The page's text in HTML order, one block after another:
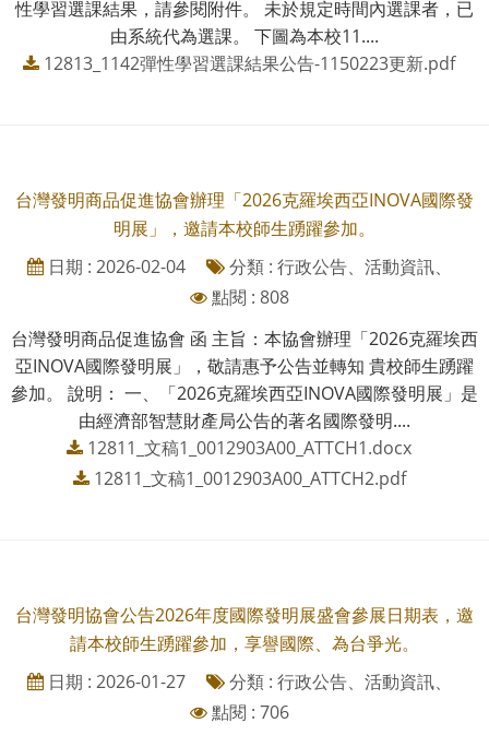
性學習選課結果，請參閱附件。 未於規定時間內選課者，已
由系統代為選課。 下圖為本校11....
12813_1142彈性學習選課結果公告-1150223更新.pdf
台灣發明商品促進協會辦理「2026克羅埃西亞INOVA國際發
明展」，邀請本校師生踴躍參加。
日期 : 2026-02-04
分類 : 行政公告、活動資訊、
點閱 : 808
台灣發明商品促進協會 函 主旨：本協會辦理「2026克羅埃西
亞INOVA國際發明展」，敬請惠予公告並轉知 貴校師生踴躍
參加。 說明： 一、「2026克羅埃西亞INOVA國際發明展」是
由經濟部智慧財產局公告的著名國際發明....
12811_文稿1_0012903A00_ATTCH1.docx
12811_文稿1_0012903A00_ATTCH2.pdf
台灣發明協會公告2026年度國際發明展盛會參展日期表，邀
請本校師生踴躍參加，享譽國際、為台爭光。
日期 : 2026-01-27
分類 : 行政公告、活動資訊、
點閱 : 706